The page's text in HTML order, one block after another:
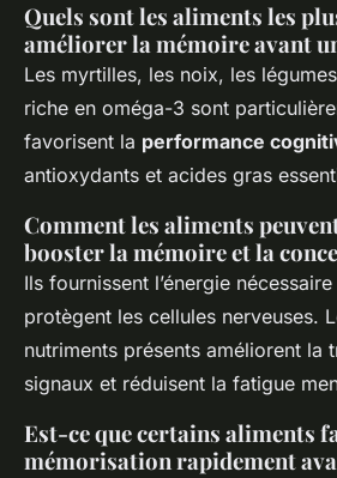
Quels sont les aliments les
améliorer la mémoire avant
Les myrtilles, les noix, les
riche en oméga-3 sont
favorisent la performance
antioxydants et acides gras
Comment les aliments
booster la mémoire et la
Ils fournissent l’énergie
protègent les cellules nerveuses.
nutriments présents améliorent la
signaux et réduisent la fatigue
Est-ce que certains aliments
mémorisation rapidement